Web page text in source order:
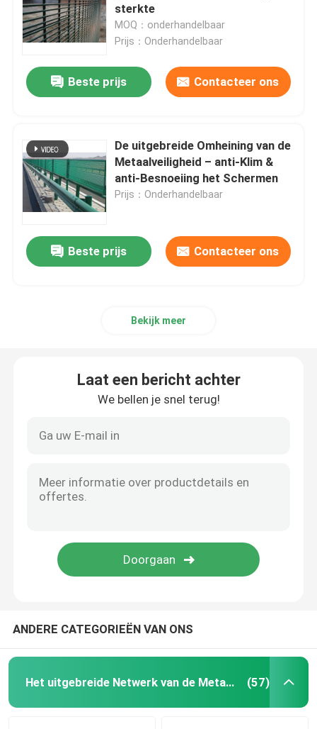
Huis
Producten
sterkte
MOQ：onderhandelbaar
Prijs：Onderhandelbaar
Beste prijs Contacteer ons
De uitgebreide Omheining van de
Metaalveiligheid – anti-Klim &
anti-Besnoeiing het Schermen
Prijs：Onderhandelbaar
Beste prijs Contacteer ons
Bekijk meer
Laat een bericht achter
We bellen je snel terug!
ANDERE CATEGORIEËN VAN ONS
Het uitgebreide Netwerk van de Metaaldraad (57)